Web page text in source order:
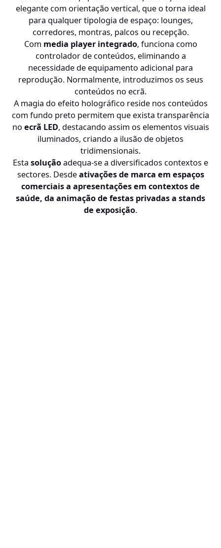
elegante com orientação vertical, que o torna ideal
para qualquer tipologia de espaço: lounges,
corredores, montras, palcos ou recepção.
Com media player integrado, funciona como
controlador de conteúdos, eliminando a
necessidade de equipamento adicional para
reprodução. Normalmente, introduzimos os seus
conteúdos no ecrã.
A magia do efeito holográfico reside nos conteúdos
com fundo preto permitem que exista transparência
no ecrã LED, destacando assim os elementos visuais
iluminados, criando a ilusão de objetos
tridimensionais.
Esta soluçãoadequa-se a diversificados contextos e
sectores. Desdeativações de marca em espaços
comerciais a apresentações em contextos de
saúde, da animação de festas privadas a stands
de exposição.